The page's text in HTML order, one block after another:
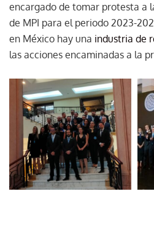
encargado de tomar protesta a
de MPI para el periodo 2023-
en México hay una industria de
las acciones encaminadas a la